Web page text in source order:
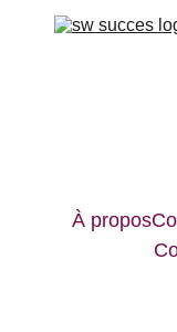
À propos